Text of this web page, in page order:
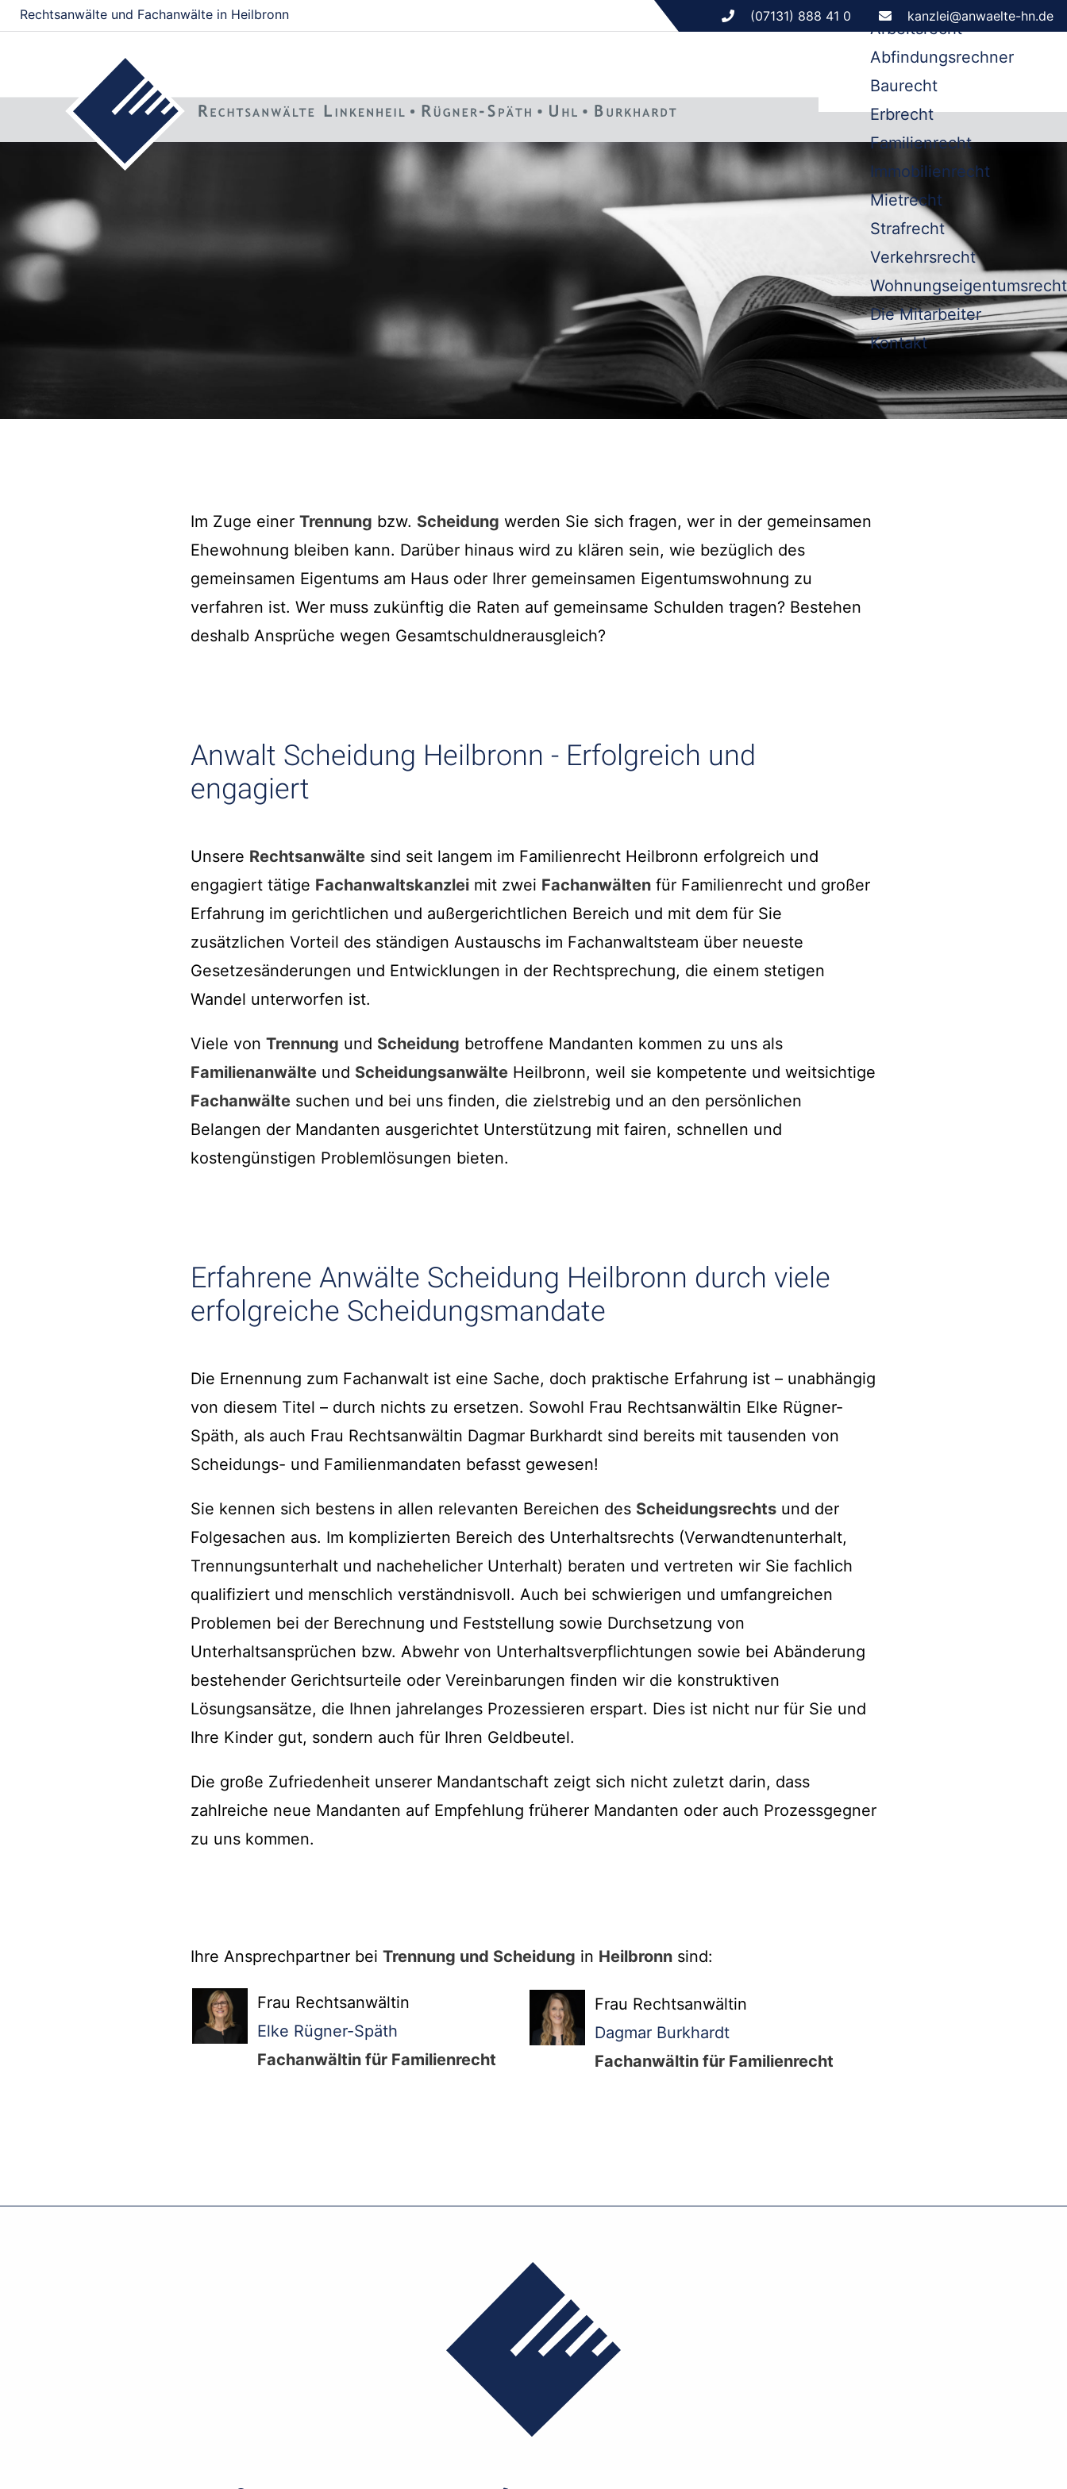
Rechtsanwälte und Fachanwälte in Heilbronn (07131) 888 41 0 kanzlei@anwaelte-hn.de
Arbeitsrecht
Abfindungsrechner
Baurecht
Erbrecht
Familienrecht
Immobilienrecht
Mietrecht
Strafrecht
Verkehrsrecht
Wohnungseigentumsrecht
Die Mitarbeiter
Kontakt
Im Zuge einer Trennung bzw. Scheidung werden Sie sich fragen, wer in der gemeinsamen
Ehewohnung bleiben kann. Darüber hinaus wird zu klären sein, wie bezüglich des
gemeinsamen Eigentums am Haus oder Ihrer gemeinsamen Eigentumswohnung zu
verfahren ist. Wer muss zukünftig die Raten auf gemeinsame Schulden tragen? Bestehen
deshalb Ansprüche wegen Gesamtschuldnerausgleich?
Anwalt Scheidung Heilbronn - Erfolgreich und
engagiert
Unsere Rechtsanwälte sind seit langem im Familienrecht Heilbronn erfolgreich und
engagiert tätige Fachanwaltskanzlei mit zwei Fachanwälten für Familienrecht und großer
Erfahrung im gerichtlichen und außergerichtlichen Bereich und mit dem für Sie
zusätzlichen Vorteil des ständigen Austauschs im Fachanwaltsteam über neueste
Gesetzesänderungen und Entwicklungen in der Rechtsprechung, die einem stetigen
Wandel unterworfen ist.
Viele von Trennung und Scheidung betroffene Mandanten kommen zu uns als
Familienanwälte und Scheidungsanwälte Heilbronn, weil sie kompetente und weitsichtige
Fachanwälte suchen und bei uns finden, die zielstrebig und an den persönlichen
Belangen der Mandanten ausgerichtet Unterstützung mit fairen, schnellen und
kostengünstigen Problemlösungen bieten.
Erfahrene Anwälte Scheidung Heilbronn durch viele
erfolgreiche Scheidungsmandate
Die Ernennung zum Fachanwalt ist eine Sache, doch praktische Erfahrung ist – unabhängig
von diesem Titel – durch nichts zu ersetzen. Sowohl Frau Rechtsanwältin Elke Rügner-
Späth, als auch Frau Rechtsanwältin Dagmar Burkhardt sind bereits mit tausenden von
Scheidungs- und Familienmandaten befasst gewesen!
Sie kennen sich bestens in allen relevanten Bereichen des Scheidungsrechts und der
Folgesachen aus. Im komplizierten Bereich des Unterhaltsrechts (Verwandtenunterhalt,
Trennungsunterhalt und nachehelicher Unterhalt) beraten und vertreten wir Sie fachlich
qualifiziert und menschlich verständnisvoll. Auch bei schwierigen und umfangreichen
Problemen bei der Berechnung und Feststellung sowie Durchsetzung von
Unterhaltsansprüchen bzw. Abwehr von Unterhaltsverpflichtungen sowie bei Abänderung
bestehender Gerichtsurteile oder Vereinbarungen finden wir die konstruktiven
Lösungsansätze, die Ihnen jahrelanges Prozessieren erspart. Dies ist nicht nur für Sie und
Ihre Kinder gut, sondern auch für Ihren Geldbeutel.
Die große Zufriedenheit unserer Mandantschaft zeigt sich nicht zuletzt darin, dass
zahlreiche neue Mandanten auf Empfehlung früherer Mandanten oder auch Prozessgegner
zu uns kommen.
Ihre Ansprechpartner bei Trennung und Scheidung in Heilbronn sind:
Frau Rechtsanwältin
Elke Rügner-Späth
Fachanwältin für Familienrecht
Frau Rechtsanwältin
Dagmar Burkhardt
Fachanwältin für Familienrecht